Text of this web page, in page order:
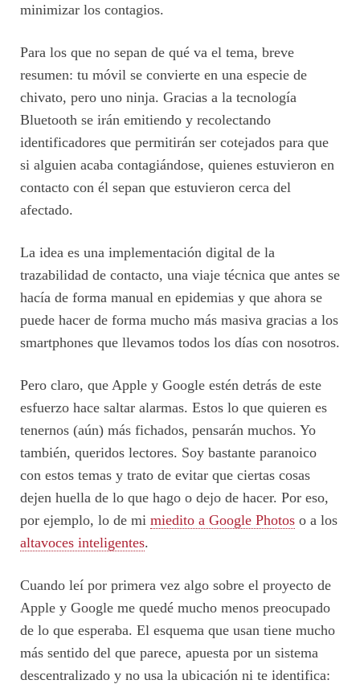
minimizar los contagios.
Para los que no sepan de qué va el tema, breve
resumen: tu móvil se convierte en una especie de
chivato, pero uno ninja. Gracias a la tecnología
Bluetooth se irán emitiendo y recolectando
identificadores que permitirán ser cotejados para que
si alguien acaba contagiándose, quienes estuvieron en
contacto con él sepan que estuvieron cerca del
afectado.
La idea es una implementación digital de la
trazabilidad de contacto, una viaje técnica que antes se
hacía de forma manual en epidemias y que ahora se
puede hacer de forma mucho más masiva gracias a los
smartphones que llevamos todos los días con nosotros.
Pero claro, que Apple y Google estén detrás de este
esfuerzo hace saltar alarmas. Estos lo que quieren es
tenernos (aún) más fichados, pensarán muchos. Yo
también, queridos lectores. Soy bastante paranoico
con estos temas y trato de evitar que ciertas cosas
dejen huella de lo que hago o dejo de hacer. Por eso,
por ejemplo, lo de mi miedito a Google Photos o a los
altavoces inteligentes.
Cuando leí por primera vez algo sobre el proyecto de
Apple y Google me quedé mucho menos preocupado
de lo que esperaba. El esquema que usan tiene mucho
más sentido del que parece, apuesta por un sistema
descentralizado y no usa la ubicación ni te identifica: